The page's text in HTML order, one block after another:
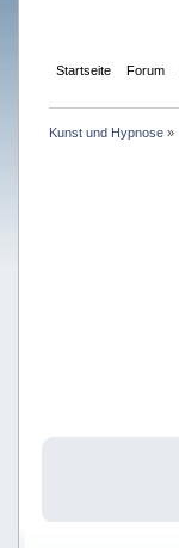
Startseite Forum
Kunst und Hypnose »